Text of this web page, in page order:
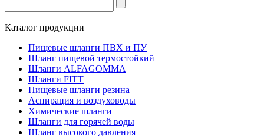
Каталог продукции
Пищевые шланги ПВХ и ПУ
Шланг пищевой термостойкий
Шланги ALFAGOMMA
Шланги FITT
Пищевые шланги резина
Аспирация и воздуховоды
Химические шланги
Шланги для горячей воды
Шланг высокого давления